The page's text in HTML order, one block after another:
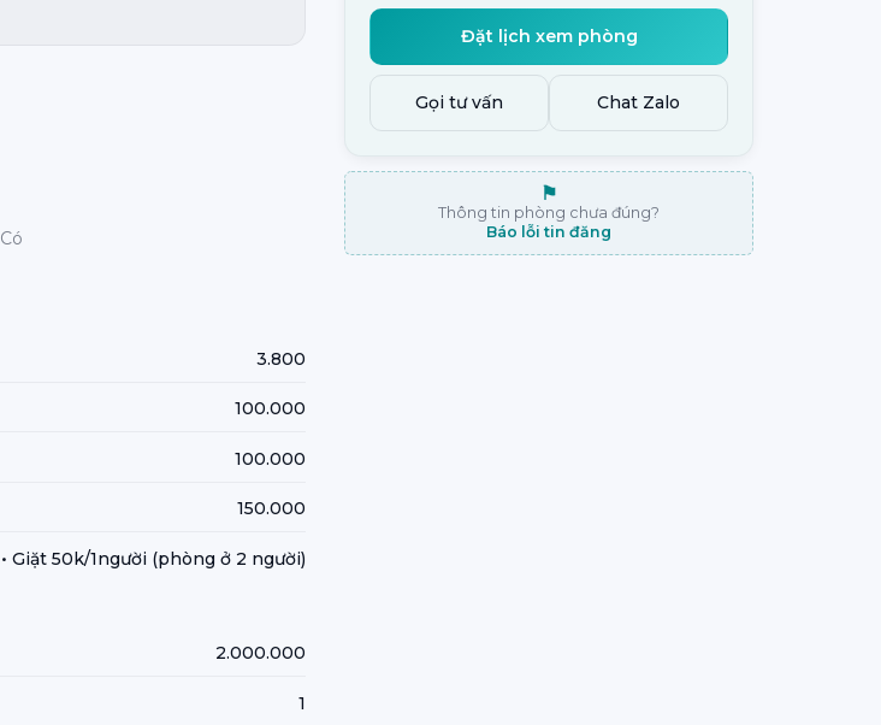
Có
3.800
100.000
100.000
150.000
• Giặt 50k/1người (phòng ở 2 người)
2.000.000
1
Đặt lịch xem phòng
Gọi tư vấn Chat Zalo
⚑
Thông tin phòng chưa đúng?
Báo lỗi tin đăng